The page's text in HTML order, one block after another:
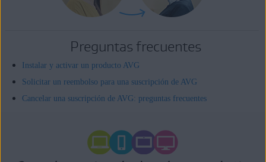
Preguntas frecuentes
Instalar y activar un producto AVG
Solicitar un reembolso para una suscripción de AVG
Cancelar una suscripción de AVG: preguntas frecuentes